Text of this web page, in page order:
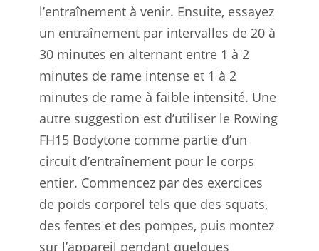
l’entraînement à venir. Ensuite, essayez
un entraînement par intervalles de 20 à
30 minutes en alternant entre 1 à 2
minutes de rame intense et 1 à 2
minutes de rame à faible intensité. Une
autre suggestion est d’utiliser le Rowing
FH15 Bodytone comme partie d’un
circuit d’entraînement pour le corps
entier. Commencez par des exercices
de poids corporel tels que des squats,
des fentes et des pompes, puis montez
sur l’appareil pendant quelques